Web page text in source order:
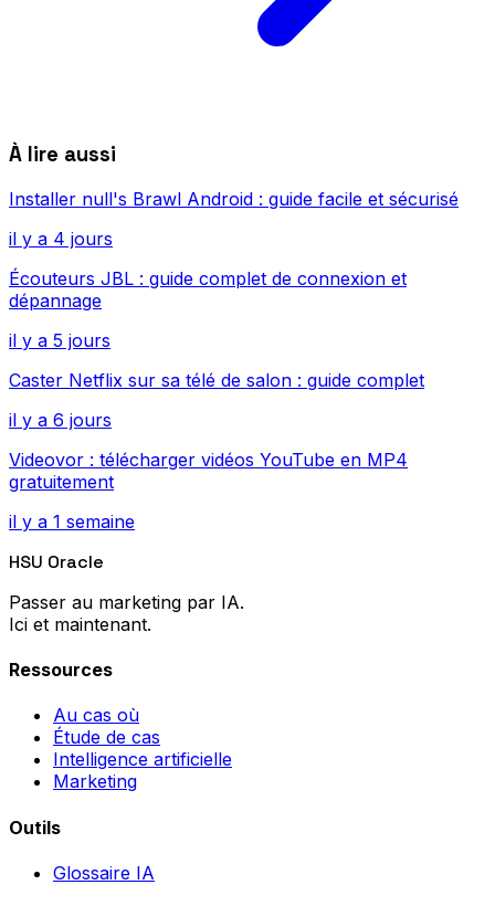
À lire aussi
Installer null's Brawl Android : guide facile et sécurisé
il y a 4 jours
Écouteurs JBL : guide complet de connexion et
dépannage
il y a 5 jours
Caster Netflix sur sa télé de salon : guide complet
il y a 6 jours
Videovor : télécharger vidéos YouTube en MP4
gratuitement
il y a 1 semaine
HSU Oracle
Passer au marketing par IA.
Ici et maintenant.
Ressources
Au cas où
Étude de cas
Intelligence artificielle
Marketing
Outils
Glossaire IA